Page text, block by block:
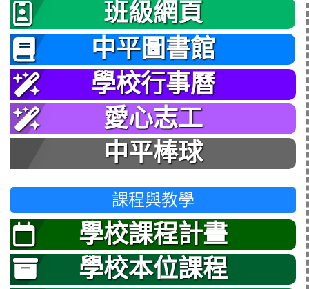
班級網頁
中平圖書館
學校行事曆
愛心志工
中平棒球
課程與教學
學校課程計畫
學校本位課程